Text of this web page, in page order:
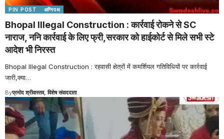
PIN POST अग्निपथ
Bhopal Illegal Construction : कार्रवाई रोकने से SC
नाराज, ननि कार्रवाई के लिए फ्री,सरकार को हाईकोर्ट से मिले सभी स्टे
आदेश भी निरस्त
Bhopal Illegal Construction : रहवासी क्षेत्रों में कमर्शियल गतिविधियों पर कार्रवाई
जारी,क्या…
Byप्रमोद श्रीवास्तव, विशेष संवाददाता